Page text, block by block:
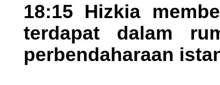
18:15 Hizkia
terdapat dalam
perbendaharaan